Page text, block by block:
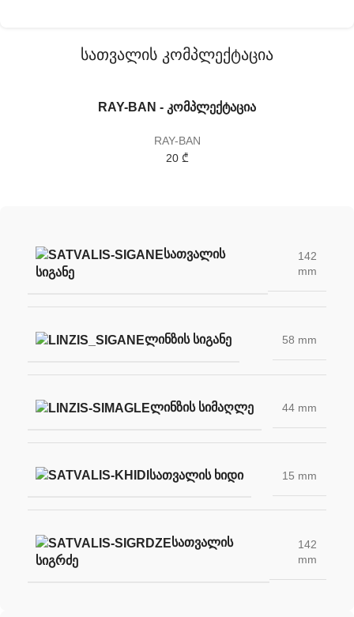
სათვალის კომპლექტაცია
RAY-BAN - კომპლექტაცია
RAY-BAN
20 ₾
ᲡᲐᲗᲕᲐᲚᲘᲡ
ᲡᲘᲒᲐᲜᲔ
142
mm
ᲚᲘᲜᲖᲘᲡ ᲡᲘᲒᲐᲜᲔ 58 mm
ᲚᲘᲜᲖᲘᲡ ᲡᲘᲛᲐᲦᲚᲔ 44 mm
ᲡᲐᲗᲕᲐᲚᲘᲡ ᲮᲘᲓᲘ 15 mm
ᲡᲐᲗᲕᲐᲚᲘᲡ
ᲡᲘᲒᲠᲫᲔ
142
mm